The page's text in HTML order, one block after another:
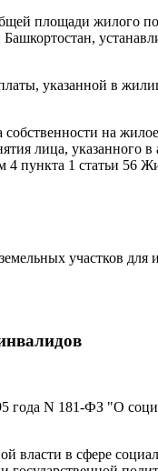
площади жилого
указанной в
на
лица, указанного в
пункта 1 статьи 56
участков
года N 181-ФЗ "О
власти в сфере